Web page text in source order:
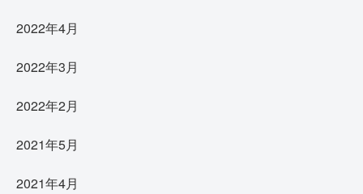
2022年4月
2022年3月
2022年2月
2021年5月
2021年4月